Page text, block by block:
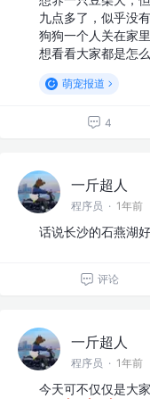
九点多了，似乎没
狗狗一个人关在家
想看看大家都是怎
萌宠报道
4
一斤超人
程序员 · 1年前
话说长沙的石燕湖
评论
一斤超人
程序员 · 1年前
今天可不仅仅是大